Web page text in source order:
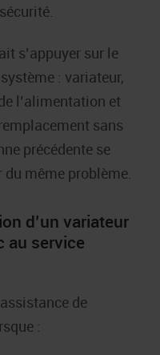
s’appuyer sur le
: variateur,
l’alimentation et
sans
précédente se
même problème.
d’un variateur
au service
de
: